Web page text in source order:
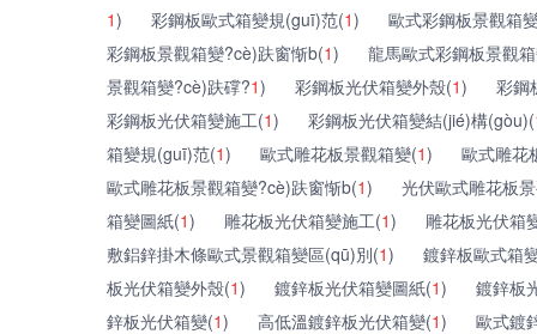
1) 彩鋼板歐式箱變規(guī)范(1)
歐式彩鋼板景觀箱
彩鋼板景觀箱變?cè)趺窗惭b(1)
龍馬歐式彩鋼板景觀
景觀箱變?cè)趺礃?1) 彩鋼板光伏箱變外殼(1)
彩鋼
彩鋼板光伏箱變施工(1) 彩鋼板光伏箱變結(jié)構(gòu)(
箱變規(guī)范(1) 歐式雕花板景觀箱變(1)
歐式雕花
歐式雕花板景觀箱變?cè)趺窗惭b(1)
光伏歐式雕花板
箱變圖紙(1) 雕花板光伏箱變施工(1)
雕花板光伏箱
敷鋁鋅掛木條歐式景觀箱變區(qū)別(1)
鍍鋅板歐式箱
板光伏箱變外殼(1) 鍍鋅板光伏箱變圖紙(1)
鍍鋅板
鋅板光伏箱變(1) 高低溫鍍鋅板光伏箱變(1)
歐式鍍